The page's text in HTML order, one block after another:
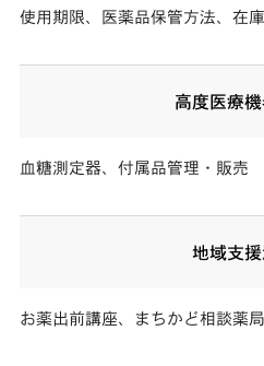
使用期限、医薬品保管方法、在
高度医療
血糖測定器、付属品管理・販売
地域支
お薬出前講座、まちかど相談薬局